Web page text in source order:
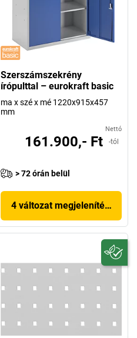
Szerszámszekrény
írópulttal – eurokraft basic
ma x szé x mé 1220x915x457
mm
Nettó
161.900,- Ft -tól
> 72 órán belül
4 változat megjelenítése